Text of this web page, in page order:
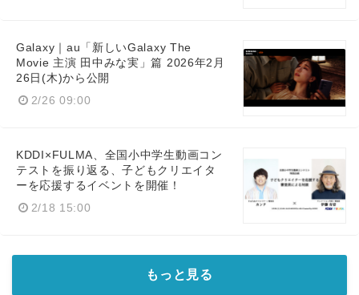
Galaxy｜au「新しいGalaxy The
Movie 主演 田中みな実」篇 2026年2月
26日(木)から公開
2/26 09:00
KDDI×FULMA、全国小中学生動画コン
テストを振り返る、子どもクリエイタ
ーを応援するイベントを開催！
2/18 15:00
もっと見る